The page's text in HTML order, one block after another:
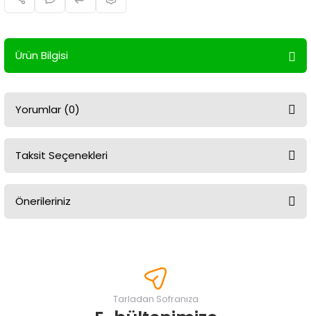
Ürün Bilgisi
Yorumlar (0)
Taksit Seçenekleri
Önerileriniz
Görüş ve önerileriniz için teşekkür ederiz.
Ürün resmi kalitesiz, bozuk veya görüntülenemiyor.
Tarladan Sofranıza